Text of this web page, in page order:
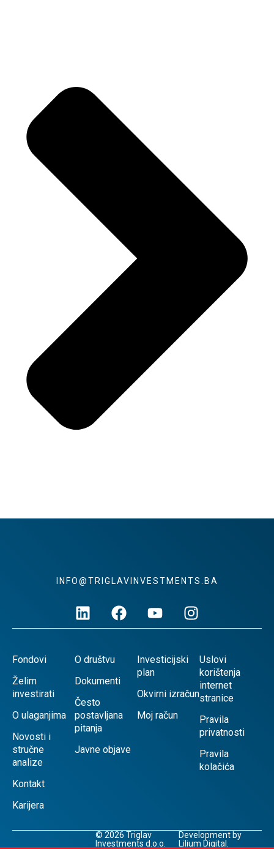
INFO@TRIGLAVINVESTMENTS.BA
Fondovi
Želim
investirati
O ulaganjima
Novosti i
stručne
analize
Kontakt
Karijera
O društvu
Dokumenti
Često
postavljana
pitanja
Javne objave
Investicijski
plan
Okvirni izračun
Moj račun
Uslovi
korištenja
internet
stranice
Pravila
privatnosti
Pravila
kolačića
© 2026 Triglav
Investments d.o.o.
Development by
Lilium Digital.